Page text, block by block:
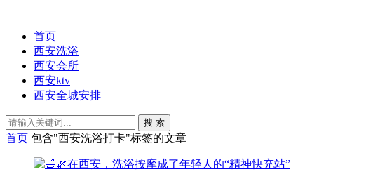
首页
西安洗浴
西安会所
西安ktv
西安全城安排
搜 索
首页 包含"西安洗浴打卡"标签的文章